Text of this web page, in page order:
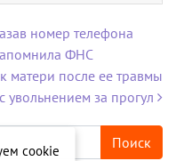
номер телефона
ФНС
матери после ее травмы
увольнением за прогул
cookie